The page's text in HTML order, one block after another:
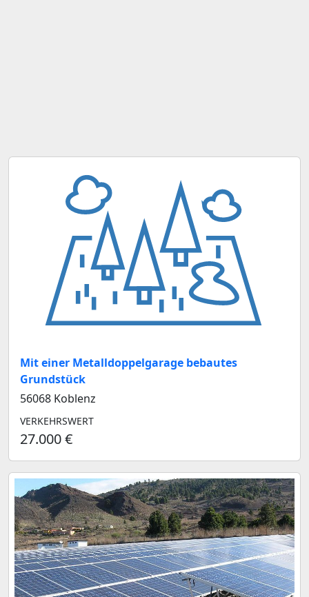
Mit einer Metalldoppelgarage bebautes
Grundstück
56068 Koblenz
VERKEHRSWERT
27.000 €